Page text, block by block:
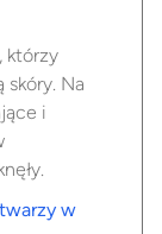
którzy
skóry. Na
i
w